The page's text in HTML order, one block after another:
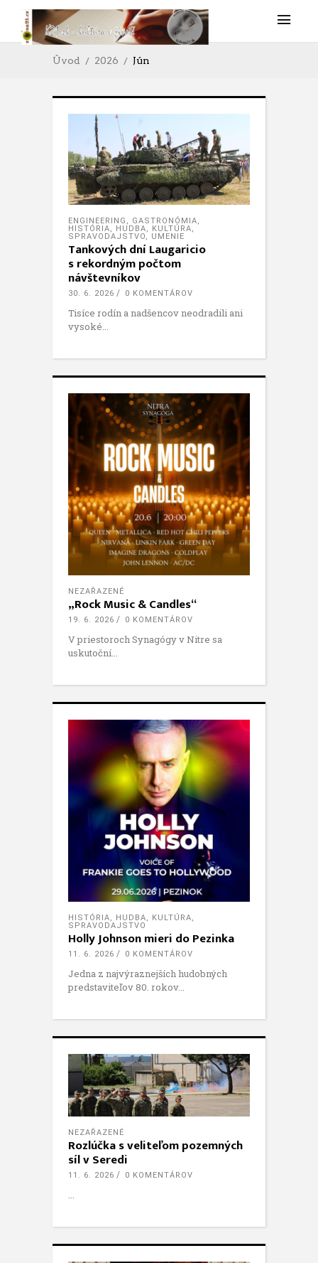
Úvod 2026 Jún
ENGINEERING , GASTRONÓMIA,
HISTÓRIA, HUDBA, KULTÚRA,
SPRAVODAJSTVO, UMENIE
Tankových dní Laugaricio
s rekordným počtom
návštevníkov
30. 6. 2026 0 KOMENTÁROV
Tisíce rodín a nadšencov neodradili ani
vysoké
NEZAŘAZENÉ
„Rock Music & Candles“
19. 6. 2026 0 KOMENTÁROV
V priestoroch Synagógy v Nitre sa
uskutoční
HISTÓRIA, HUDBA, KULTÚRA,
SPRAVODAJSTVO
Holly Johnson mieri do Pezinka
11. 6. 2026 0 KOMENTÁROV
Jedna z najvýraznejších hudobných
predstaviteľov 80. rokov
NEZAŘAZENÉ
Rozlúčka s veliteľom pozemných
síl v Seredi
11. 6. 2026 0 KOMENTÁROV